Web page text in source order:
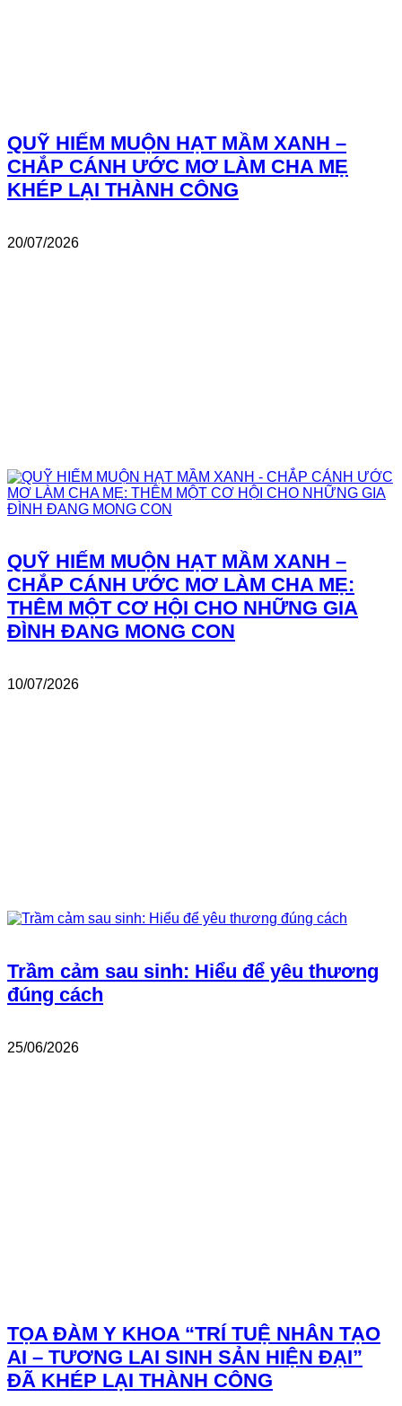
QUỸ HIẾM MUỘN HẠT MẦM XANH –
CHẮP CÁNH ƯỚC MƠ LÀM CHA MẸ
KHÉP LẠI THÀNH CÔNG
20/07/2026
QUỸ HIẾM MUỘN HẠT MẦM XANH –
CHẮP CÁNH ƯỚC MƠ LÀM CHA MẸ:
THÊM MỘT CƠ HỘI CHO NHỮNG GIA
ĐÌNH ĐANG MONG CON
10/07/2026
Trầm cảm sau sinh: Hiểu để yêu thương
đúng cách
25/06/2026
TỌA ĐÀM Y KHOA “TRÍ TUỆ NHÂN TẠO
AI – TƯƠNG LAI SINH SẢN HIỆN ĐẠI”
ĐÃ KHÉP LẠI THÀNH CÔNG